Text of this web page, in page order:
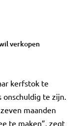
verkopen
kerfstok te
onschuldig te zijn.
maanden
te maken”, zegt